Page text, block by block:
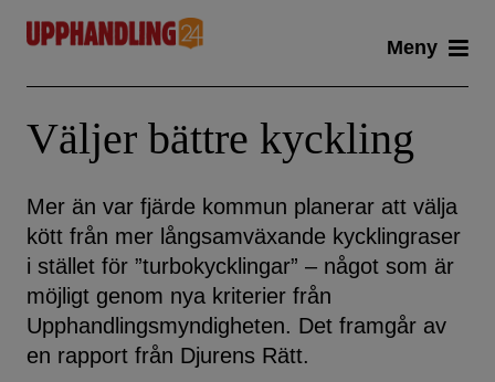
content
Meny
Väljer bättre kyckling
Mer än var fjärde kommun planerar att välja
kött från mer långsamväxande kycklingraser
i stället för ”turbokycklingar” – något som är
möjligt genom nya kriterier från
Upphandlingsmyndigheten. Det framgår av
en rapport från Djurens Rätt.